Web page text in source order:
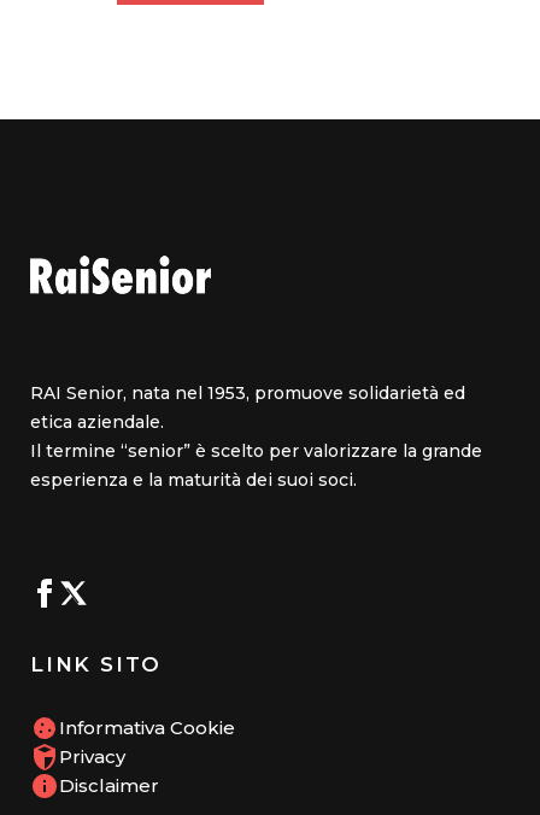
RAI Senior, nata nel 1953, promuove solidarietà ed
etica aziendale.
Il termine “senior” è scelto per valorizzare la grande
esperienza e la maturità dei suoi soci.
LINK SITO
Informativa Cookie
Privacy
Disclaimer